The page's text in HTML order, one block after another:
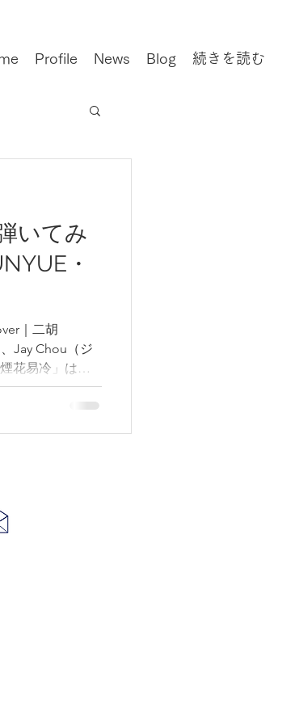
Profile News Blog 続きを読む
いてみ
・
｜二胡
Jay Chou（ジ
花易冷」は非
くのアーティ
です。ぜひ二
孫越（そんえ
・ミュージッ